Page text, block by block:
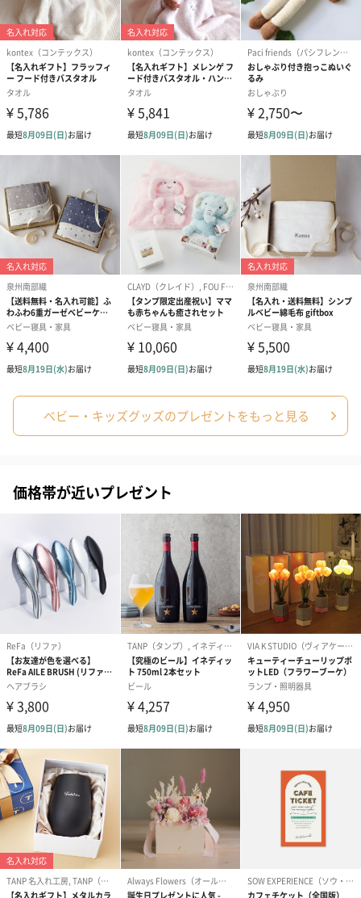
お昼寝には1時間後に自動停止する1時間モードを。寝つきの悪い
夜などには、10時間後に自動停止する夜間モードが効果的です。
【1時間モード】電源ボタンを１回押して電源ONにします。
【10時間モード（夜間モード）】電源ボタンを2回早押しして電源
ONにします。
※「プー」と音がして10時間モードが作動します。
OFFになります。
USB充電で繰り返し使える
付属のUSBケーブルで充電可能なので繰り返しお使いいただけま
す。電池は不要です。
本体のLEDライトが緑色に点灯するまで充電してください。
高さ（約）6cmのウーシュは、驚くほど小さくてコンパクト。バ
新生児から使用可能
ウーシュはお子様が誕生してすぐに使うことができます。 ウーシ
ュは、CEマーク（EU各国の規格を統一した安全基準を満たしてい
ることを証明するマーク）、UKCAマーク（CEマークに代わり、
英国市場で販売される製品に適用される要件への適合性を示す認
ベビー・キッズグッズのプレゼントをもっと見る
価格帯が近いプレゼント